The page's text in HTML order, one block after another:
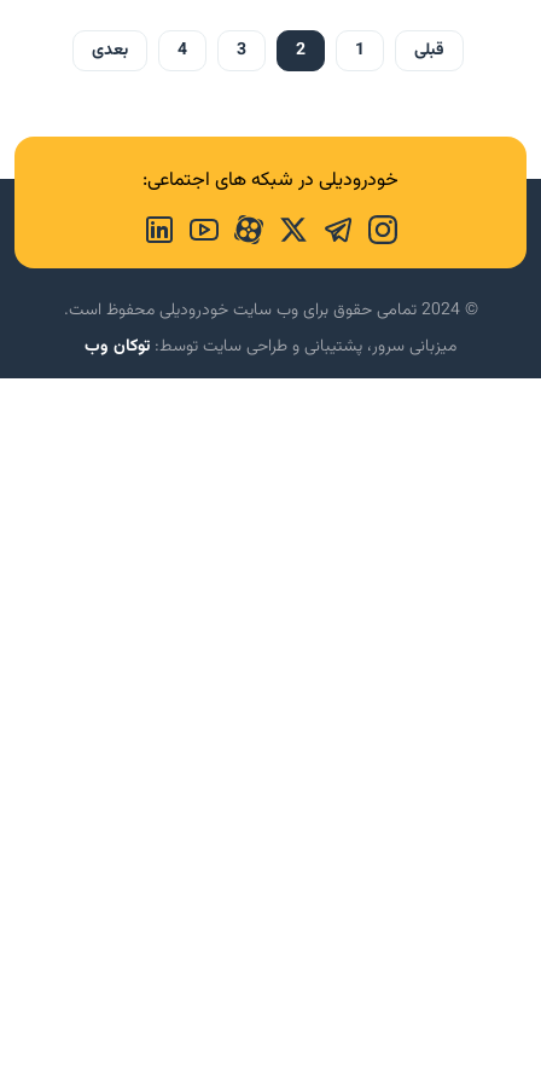
قبلی 1
2
3
4 بعدی
خودرودیلی در شبکه های اجتماعی:
© 2024 تمامی حقوق برای وب سایت خودرودیلی محفوظ است.
میزبانی سرور، پشتیبانی و طراحی سایت توسط: توکان وب